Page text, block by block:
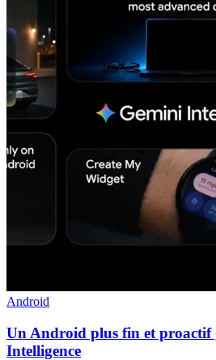
Android
Un Android plus fin et proactif
Intelligence